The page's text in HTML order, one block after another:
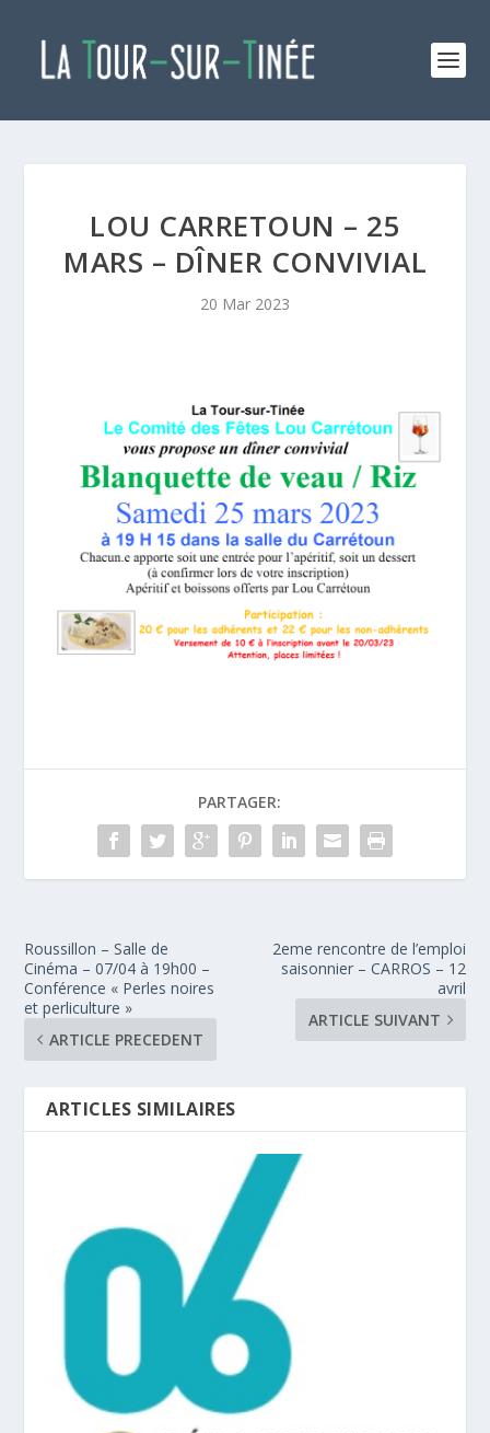
LOU CARRETOUN – 25
MARS – DÎNER CONVIVIAL
20 Mar 2023
PARTAGER:
Roussillon – Salle de
Cinéma – 07/04 à 19h00 –
Conférence « Perles noires
et perliculture »
ARTICLE PRECEDENT
2eme rencontre de l’emploi
saisonnier – CARROS – 12
avril
ARTICLE SUIVANT
ARTICLES SIMILAIRES